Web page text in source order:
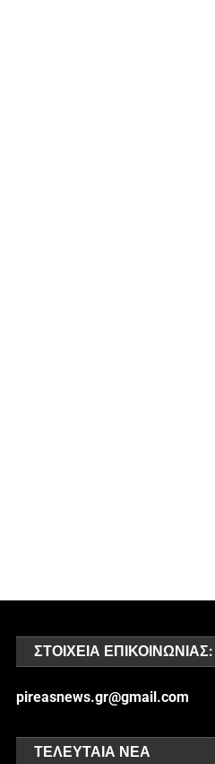
ΣΤΟΙΧΕΊΑ ΕΠΙΚΟΙΝΩΝΊΑΣ:
pireasnews.gr@gmail.com
ΤΕΛΕΥΤΑΊΑ ΝΈΑ